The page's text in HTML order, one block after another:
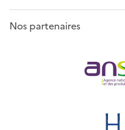
Nos partenaires